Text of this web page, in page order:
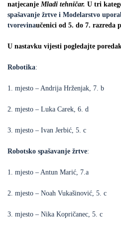
natjecanje Mladi tehničar. U tri
spašavanje žrtve i Modelarstvo
tvorevinaučenici od 5. do 7. razreda
U nastavku vijesti pogledajte
Robotika:
1. mjesto – Andrija Hrženjak, 7. b
2. mjesto – Luka Carek, 6. d
3. mjesto – Ivan Jerbić, 5. c
Robotsko spašavanje žrtve:
1. mjesto – Antun Marić, 7.a
2. mjesto – Noah Vukašinović, 5. c
3. mjesto – Nika Kopričanec, 5. c